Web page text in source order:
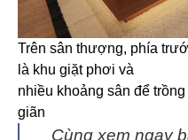
Trên sân thượng, phía
là khu giặt phơi và
nhiều khoảng sân để
giãn
Cùng xem ngay